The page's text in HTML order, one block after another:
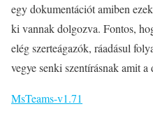
egy dokumentációt amiben
ki vannak dolgozva. Fontos,
elég szerteágazók, ráadásul
vegye senki szentírásnak amit
MsTeams-v1.71